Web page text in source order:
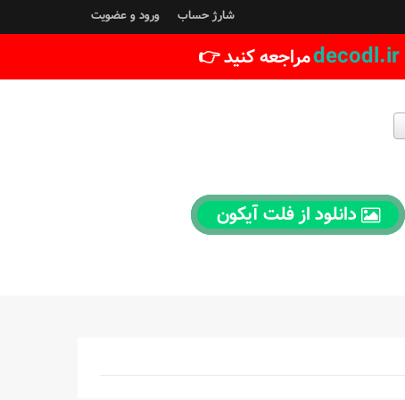
شارژ حساب ورود و عضویت
decodl.irمراجعه کنید 👉
دانلود از فلت آیکون